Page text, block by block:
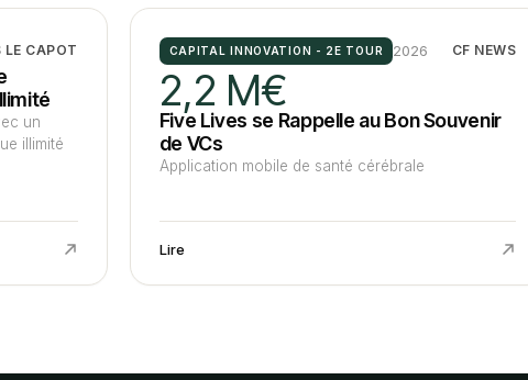
LE CAPOT
un
illimité
CAPITAL INNOVATION - 2E TOUR 2026 CF NEWS
2,2 M€
Five Lives se Rappelle au Bon Souvenir
de VCs
Application mobile de santé cérébrale
Lire